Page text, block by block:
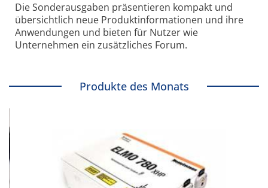
Die Sonder­ausgaben präsentieren kompakt und
übersichtlich neue Produkt­informationen und ihre
Anwendungen und bieten für Nutzer wie
Unternehmen ein zusätzliches Forum.
Produkte des Monats